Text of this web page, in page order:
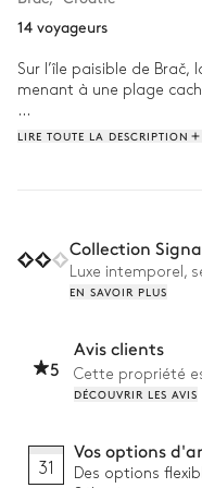
14 voyageurs
Sur l’île paisible de
menant à une plage
Commencez la journée
LIRE TOUTE LA DESCRIPTION
Collection
Luxe intemporel,
EN SAVOIR PLUS
5
Avis clients
Cette propriété
DÉCOUVRIR LES AVIS
31
Vos options
Des options